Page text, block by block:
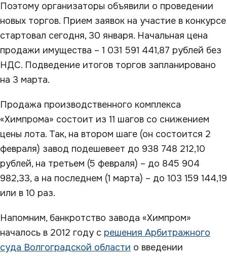
Поэтому организаторы объявили о проведении
новых торгов. Прием заявок на участие в конкурсе
стартовал сегодня, 30 января. Начальная цена
продажи имущества – 1 031 591 441,87 рублей без
НДС. Подведение итогов торгов запланировано
на 3 марта.
Продажа производственного комплекса
«Химпрома» состоит из 11 шагов со снижением
цены лота. Так, на втором шаге (он состоится 2
февраля) завод подешевеет до 938 748 212,10
рублей, на третьем (5 февраля) – до 845 904
982,33, а на последнем (1 марта) – до 103 159 144,19
или в 10 раз.
Напомним, банкротство завода «Химпром»
началось в 2012 году с решения Арбитражного
суда Волгоградской области о введении